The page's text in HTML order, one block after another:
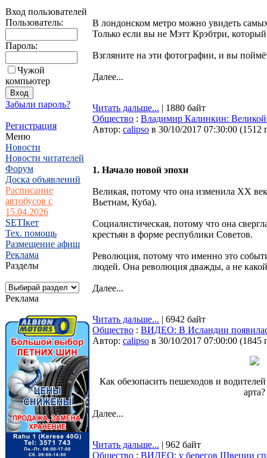
Вход пользователей
Пользователь:
Пароль:
Чужой
компьютер
Забыли пароль?
Регистрация
Меню
Новости
Новости читателей
Форум
Доска объявлений
Расписание
автобусов с
15.04.2026
SETIкет
Тех. помощь
Размещение афиш
Реклама
Разделы
Реклама
В лондонском метро можно увидеть
Только если вы не Мэтт Крэбтри,
Взгляните на эти фотографии, и вы
Далее...
Читать дальше... | 1880 байт
Общество : Владимир Калинкин: Великой
Автор: calipso в 30/10/2017 07:30:00 (1512
1. Начало новой эпохи
Великая, потому что она изменила XX
Вьетнам, Куба).
Социалистическая, потому что она
крестьян в форме республики Советов.
Революция, потому что именно это
людей. Она революция дважды, а не
Далее...
Читать дальше... | 6942 байт
Общество : ВИДЕО: В Исландии
Автор: calipso в 30/10/2017 07:00:00 (1845
Как обезопасить пешеходов и
арта?
Далее...
Читать дальше... | 962 байт
Общество : ВИДЕО: у берегов Швеции